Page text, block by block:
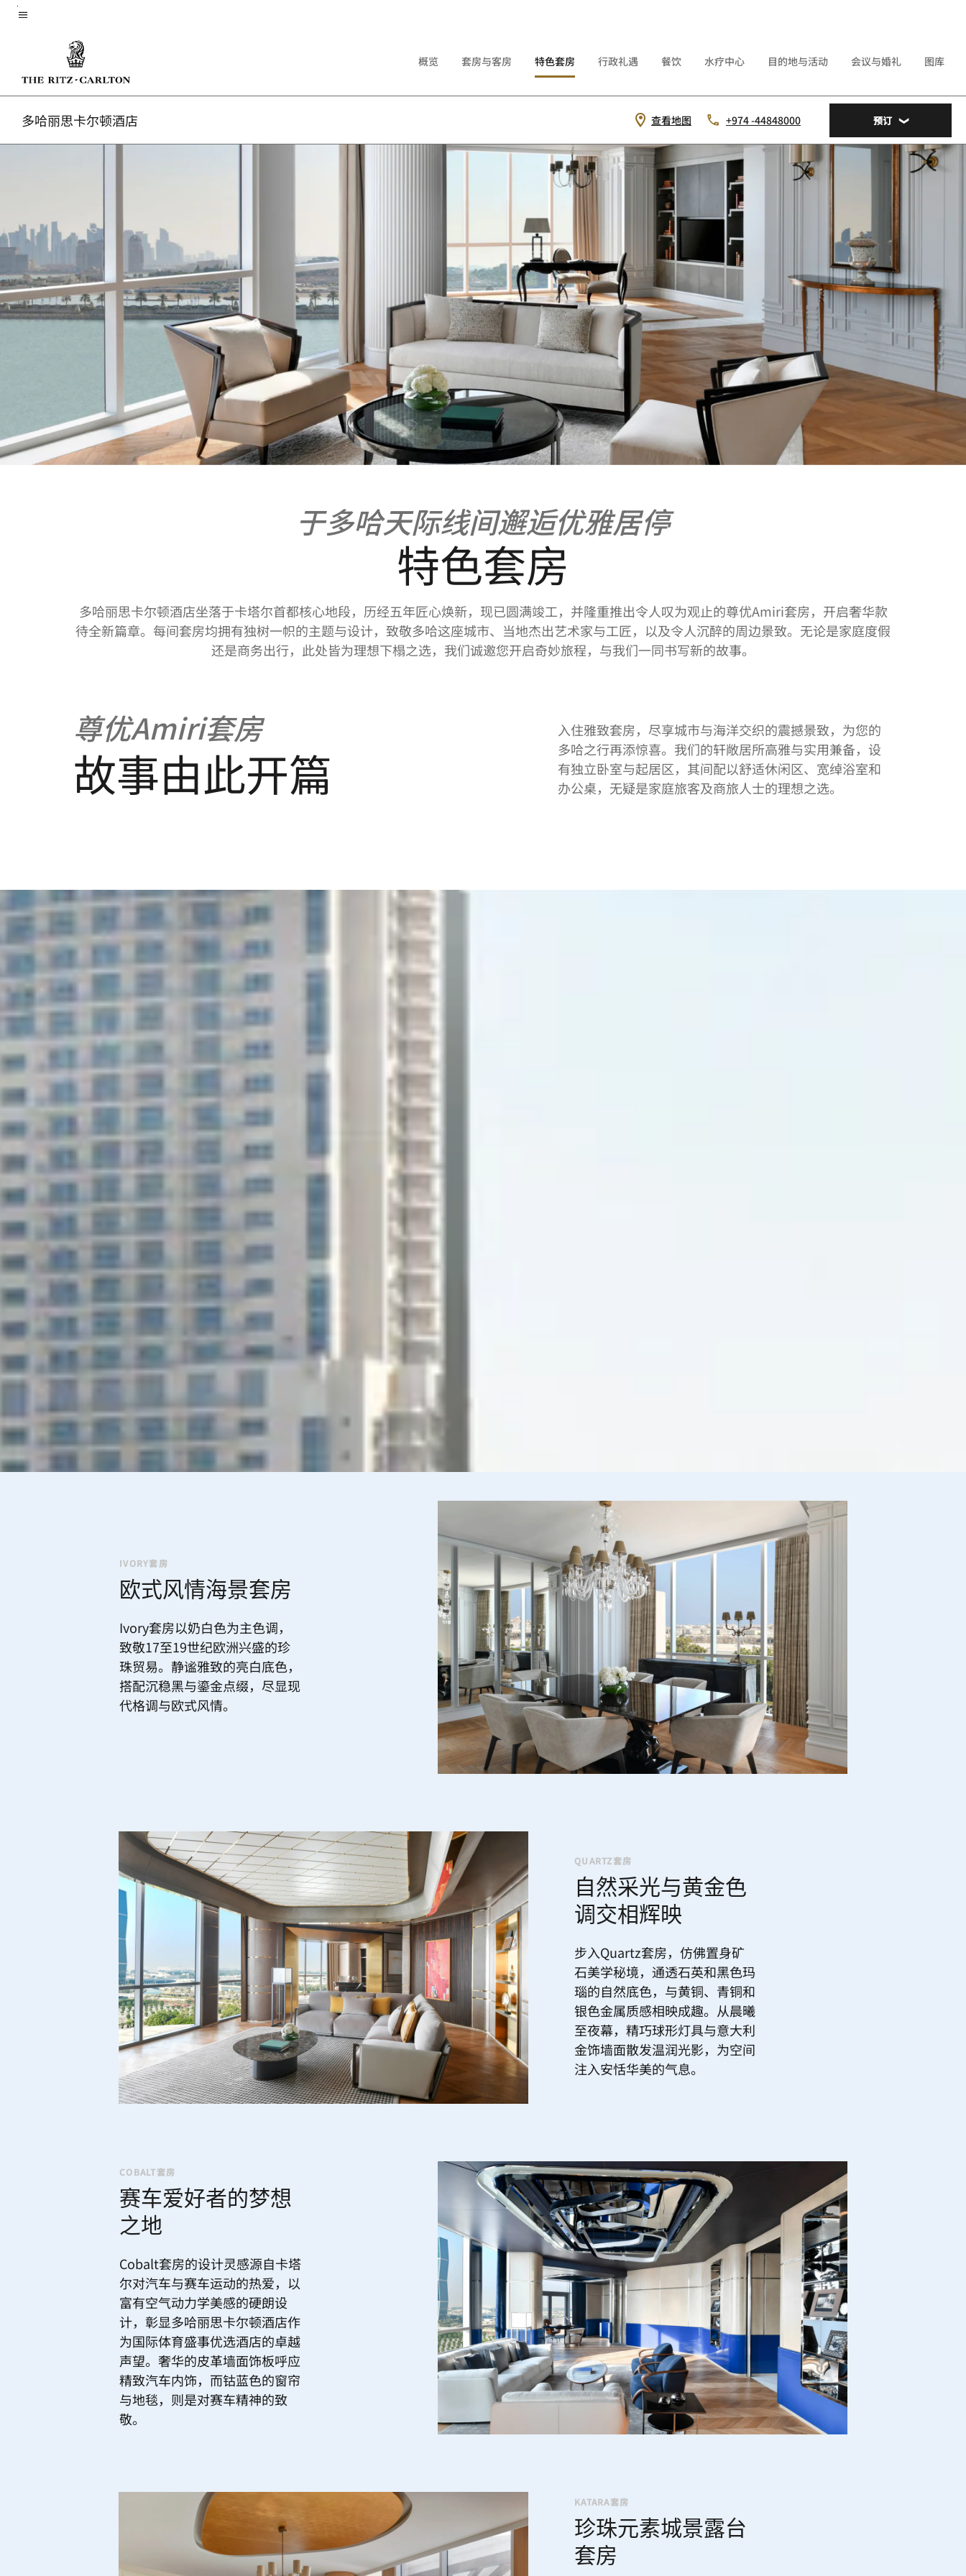
Skip
概览 套房与客房 特色套房 行政礼遇 餐饮 水疗中心 目的地与活动 会议与婚礼 图库
多哈丽思卡尔顿酒店 查看地图 +974 -44848000 预订
于多哈天际线间邂逅优雅居停
特色套房
多哈丽思卡尔顿酒店坐落于卡塔尔首都核心地段，历经五年匠心焕新，现已圆满竣工，并隆重推出令人叹为观止的尊优Amiri套房，开启奢华款
待全新篇章。每间套房均拥有独树一帜的主题与设计，致敬多哈这座城市、当地杰出艺术家与工匠，以及令人沉醉的周边景致。无论是家庭度假
还是商务出行，此处皆为理想下榻之选，我们诚邀您开启奇妙旅程，与我们一同书写新的故事。
尊优Amiri套房
故事由此开篇
入住雅致套房，尽享城市与海洋交织的震撼景致，为您的
多哈之行再添惊喜。我们的轩敞居所高雅与实用兼备，设
有独立卧室与起居区，其间配以舒适休闲区、宽绰浴室和
办公桌，无疑是家庭旅客及商旅人士的理想之选。
IVORY套房
欧式风情海景套房
Ivory套房以奶白色为主色调，
致敬17至19世纪欧洲兴盛的珍
珠贸易。静谧雅致的亮白底色，
搭配沉稳黑与鎏金点缀，尽显现
代格调与欧式风情。
QUARTZ套房
自然采光与黄金色
调交相辉映
步入Quartz套房，仿佛置身矿
石美学秘境，通透石英和黑色玛
瑙的自然底色，与黄铜、青铜和
银色金属质感相映成趣。从晨曦
至夜幕，精巧球形灯具与意大利
金饰墙面散发温润光影，为空间
注入安恬华美的气息。
COBALT套房
赛车爱好者的梦想
之地
Cobalt套房的设计灵感源自卡塔
尔对汽车与赛车运动的热爱，以
富有空气动力学美感的硬朗设
计，彰显多哈丽思卡尔顿酒店作
为国际体育盛事优选酒店的卓越
声望。奢华的皮革墙面饰板呼应
精致汽车内饰，而钴蓝色的窗帘
与地毯，则是对赛车精神的致
敬。
KATARA套房
珍珠元素城景露台
套房